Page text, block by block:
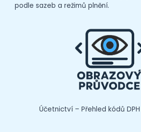
podle sazeb a režimů plnění.
Účetnictví – Přehled kódů DPH